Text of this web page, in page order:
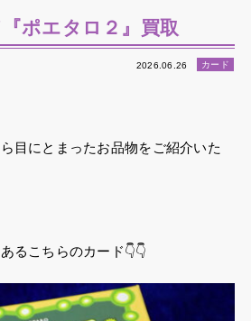
ポエタロ２』買取
2026.06.26 カード
目にとまったお品物をご紹介いた
るこちらのカード👇👇